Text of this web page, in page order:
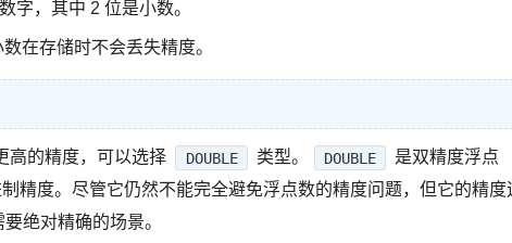
字，其中 2 位是小数。
在存储时不会丢失精度。
高的精度，可以选择 DOUBLE 类型。 DOUBLE
是双精度浮点
精度。尽管它仍然不能完全避免浮点数的精度问题，但它的精度
绝对精确的场景。